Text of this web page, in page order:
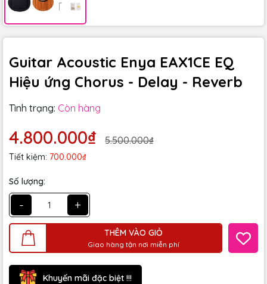
Guitar Acoustic Enya EAX1CE EQ
Hiệu ứng Chorus - Delay - Reverb
Tình trạng: Còn hàng
4.800.000₫ 5.500.000₫
Tiết kiệm: 700.000₫
Số lượng:
- +
THÊM VÀO GIỎ
Giao hàng tận nơi miễn phí
Khuyến mãi đặc biệt !!!